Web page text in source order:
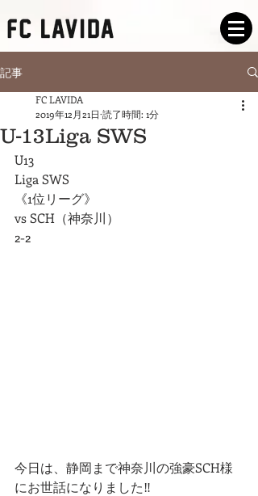
記事
U-13Liga SWS
FC LAVIDA
2019年12月21日 読了時間: 1分
U13
Liga SWS
《1位リーグ》
vs SCH（神奈川）
2-2
今日は、静岡まで神奈川の強豪SCH様
にお世話になりました‼️